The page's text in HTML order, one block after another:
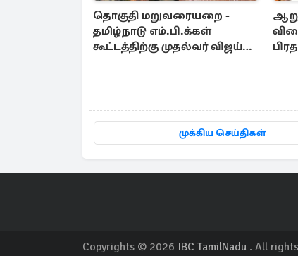
தொகுதி மறுவரையறை -
தமிழ்நாடு எம்.பி.க்கள்
கூட்டத்திற்கு முதல்வர் விஜய்
முக்கிய செய்திகள்
Copyrights © 2026 IBC TamilNadu . All